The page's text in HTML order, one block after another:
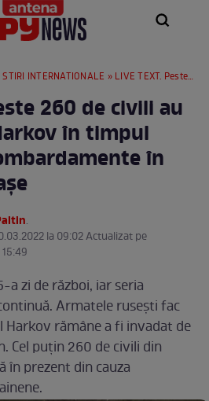
STIRI INTERNATIONALE » LIVE TEXT. Peste 260 de civili au fost uciși în Harkov în timpul războiului. Bombardamente în mai multe orașe
260 de civili au
în timpul
în
.
la 09:02 Actualizat pe
a zi de război, iar seria
Armatele rusești fac
rămâne a fi invadat de
Cel puțin 260 de civili din
în prezent din cauza